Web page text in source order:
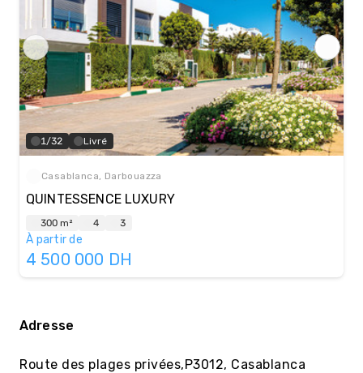
PROJET FRONT DE MER
RÉSIDENCE SÉCURISÉE
ESPACES VERTS
SALLE OMNISPORT
1/32 Livré
Casablanca, Darbouazza
QUINTESSENCE LUXURY
300 m² 4 3
À partir de
4 500 000 DH
Adresse
Route des plages privées,P3012, Casablanca